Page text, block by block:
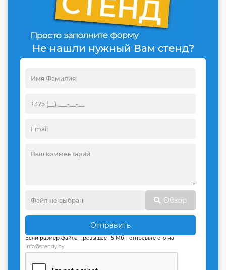
Не нашли нужный Вам стенд?
Обзор
Отправить
Если размер файла превышает 5 Мб - отправьте его на
info@stendy.by